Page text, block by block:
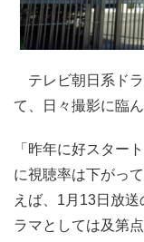
テレビ朝日系ドラ
て、日々撮影に臨
「昨年に好スター
に視聴率は下がっ
えば、1月13日放
ラマとしては及第